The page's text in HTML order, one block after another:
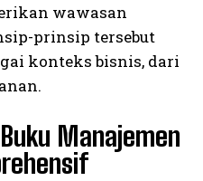
wawasan
prinsip tersebut
konteks bisnis, dari
Manajemen